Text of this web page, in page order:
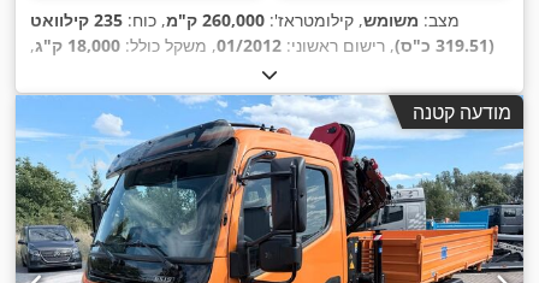
מצב: משומש, קילומטראז': 260,000 ק"מ , כוח:
235 קילוואט
(319.51 כ"ס)
, רישום ראשוני: 01/2012, משקל כולל: 18,000 ק"ג
,
יורו 5 , רוחב שטח הטעינה:
אורך אזור הטעינה:4,200 מ"מ , גובה תא המטען:600 מ"מ
, ציוד:
הנעה בכל הגלגלים, מנוף, מערכת בלימה למניעת נעילה (ABS),
מודעה קטנה